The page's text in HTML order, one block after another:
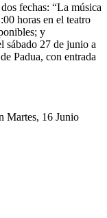
fechas: “La música
horas en el teatro
y
sábado 27 de junio a
Padua, con entrada
Martes, 16 Junio